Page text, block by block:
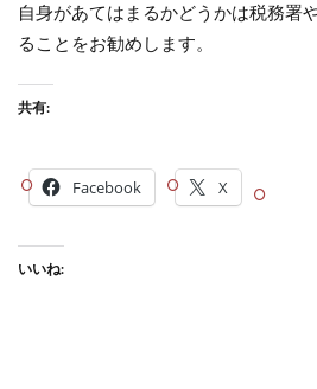
自身があてはまるかどうかは税務署
ることをお勧めします。
共有:
Facebook X
いいね: